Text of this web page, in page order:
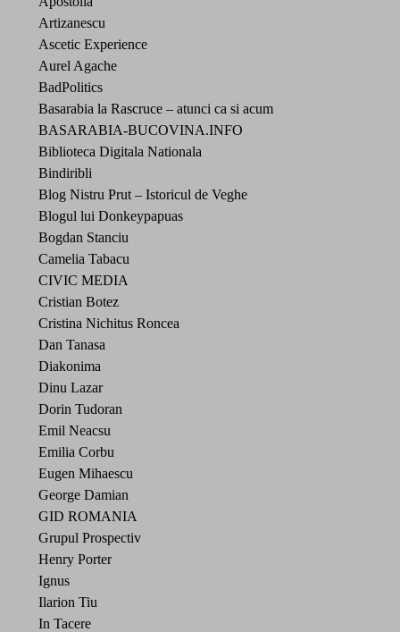
Artizanescu
Ascetic Experience
Aurel Agache
BadPolitics
Basarabia la Rascruce – atunci ca si acum
BASARABIA-BUCOVINA.INFO
Biblioteca Digitala Nationala
Bindiribli
Blog Nistru Prut – Istoricul de Veghe
Blogul lui Donkeypapuas
Bogdan Stanciu
Camelia Tabacu
CIVIC MEDIA
Cristian Botez
Cristina Nichitus Roncea
Dan Tanasa
Diakonima
Dinu Lazar
Dorin Tudoran
Emil Neacsu
Emilia Corbu
Eugen Mihaescu
George Damian
GID ROMANIA
Grupul Prospectiv
Henry Porter
Ignus
Ilarion Tiu
In Tacere